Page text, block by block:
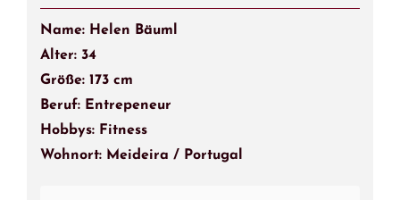
Name: Helen Bäuml
Alter: 34
Größe: 173 cm
Beruf: Entrepeneur
Hobbys: Fitness
Wohnort: Meideira / Portugal